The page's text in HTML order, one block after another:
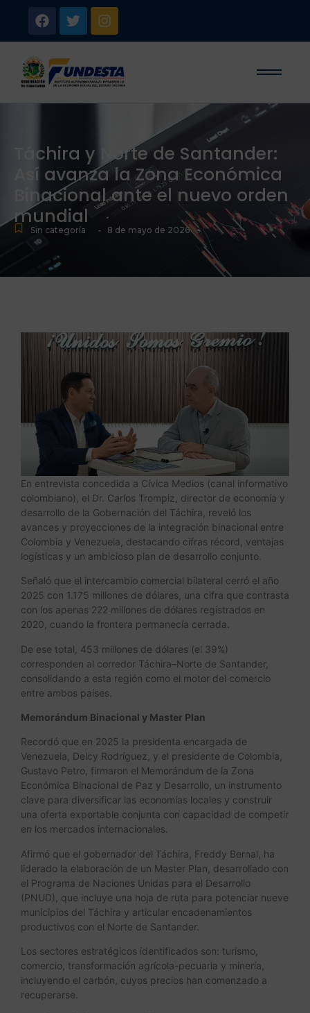
Táchira y Norte de Santander:
Así avanza la Zona Económica
Binacional ante el nuevo orden
mundial
Sin categoría - 8 de mayo de 2026 -
En entrevista concedida a Cívica Medios (canal informativo
colombiano), el Dr. Carlos Trompiz, director de economía y
desarrollo de la Gobernación del Táchira, reveló los
avances y proyecciones de la integración binacional entre
Colombia y Venezuela, destacando cifras récord, ventajas
logísticas y un ambicioso plan de desarrollo conjunto.
Señaló que el intercambio comercial bilateral cerró el año
2025 con 1.175 millones de dólares, una cifra que contrasta
con los apenas 222 millones de dólares registrados en
2020, cuando la frontera permanecía cerrada.
De ese total, 453 millones de dólares (el 39%)
corresponden al corredor Táchira–Norte de Santander,
consolidando a esta región como el motor del comercio
entre ambos países.
Memorándum Binacional y Master Plan
Recordó que en 2025 la presidenta encargada de
Venezuela, Delcy Rodríguez, y el presidente de Colombia,
Gustavo Petro, firmaron el Memorándum de la Zona
Económica Binacional de Paz y Desarrollo, un instrumento
clave para diversificar las economías locales y construir
una oferta exportable conjunta con capacidad de competir
en los mercados internacionales.
Afirmó que el gobernador del Táchira, Freddy Bernal, ha
liderado la elaboración de un Master Plan, desarrollado con
el Programa de Naciones Unidas para el Desarrollo
(PNUD), que incluye una hoja de ruta para potenciar nueve
municipios del Táchira y articular encadenamientos
productivos con el Norte de Santander.
Los sectores estratégicos identificados son: turismo,
comercio, transformación agrícola-pecuaria y minería,
incluyendo el carbón, cuyos precios han comenzado a
recuperarse.